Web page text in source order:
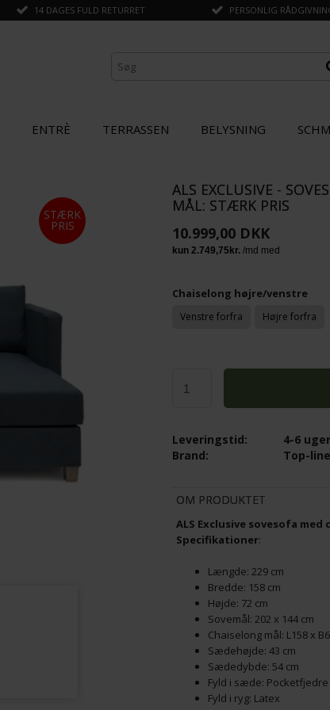
14 DAGES FULD RETURRET PERSONLIG
ENTRÈ TERRASSEN BELYSNING
ANDRE KØBTE OGSÅ
990,00 DKK
STÆRK
PRIS
ALS EXCLUSIVE -
MÅL: STÆRK PRIS
10.999,00 DKK
Chaiselong højre/venstre
Venstre forfra Højre forfra
4-6 uger
Leveringstid:
Top-line
Brand:
OM PRODUKTET
ALS Exclusive sovesofa
Specifikationer:
Længde: 229 cm
Bredde: 158 cm
Højde: 72 cm
Sovemål: 202 x 144 cm
Chaiselong mål: L158 x
Sædehøjde: 43 cm
Sædedybde: 54 cm
Fyld i sæde: Pocketfjedre
Fyld i ryg: Latex